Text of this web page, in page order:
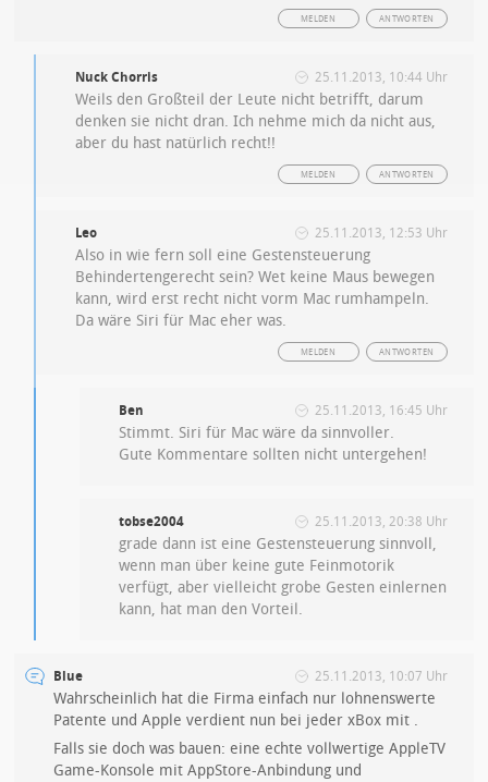
ANTWORTEN
MELDEN
Nuck Chorris 25.11.2013, 10:44 Uhr
Weils den Großteil der Leute nicht betrifft, darum
denken sie nicht dran. Ich nehme mich da nicht aus,
aber du hast natürlich recht!!
ANTWORTEN
MELDEN
Leo 25.11.2013, 12:53 Uhr
Also in wie fern soll eine Gestensteuerung
Behindertengerecht sein? Wet keine Maus bewegen
kann, wird erst recht nicht vorm Mac rumhampeln.
Da wäre Siri für Mac eher was.
ANTWORTEN
MELDEN
Ben 25.11.2013, 16:45 Uhr
Stimmt. Siri für Mac wäre da sinnvoller.
Gute Kommentare sollten nicht untergehen!
tobse2004 25.11.2013, 20:38 Uhr
grade dann ist eine Gestensteuerung sinnvoll,
wenn man über keine gute Feinmotorik
verfügt, aber vielleicht grobe Gesten einlernen
kann, hat man den Vorteil.
Blue 25.11.2013, 10:07 Uhr
Wahrscheinlich hat die Firma einfach nur lohnenswerte
Patente und Apple verdient nun bei jeder xBox mit .
Falls sie doch was bauen: eine echte vollwertige AppleTV
Game-Konsole mit AppStore-Anbindung und